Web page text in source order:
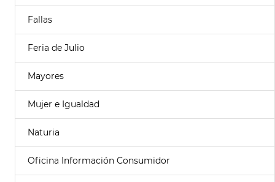
Fallas
Feria de Julio
Mayores
Mujer e Igualdad
Naturia
Oficina Información Consumidor